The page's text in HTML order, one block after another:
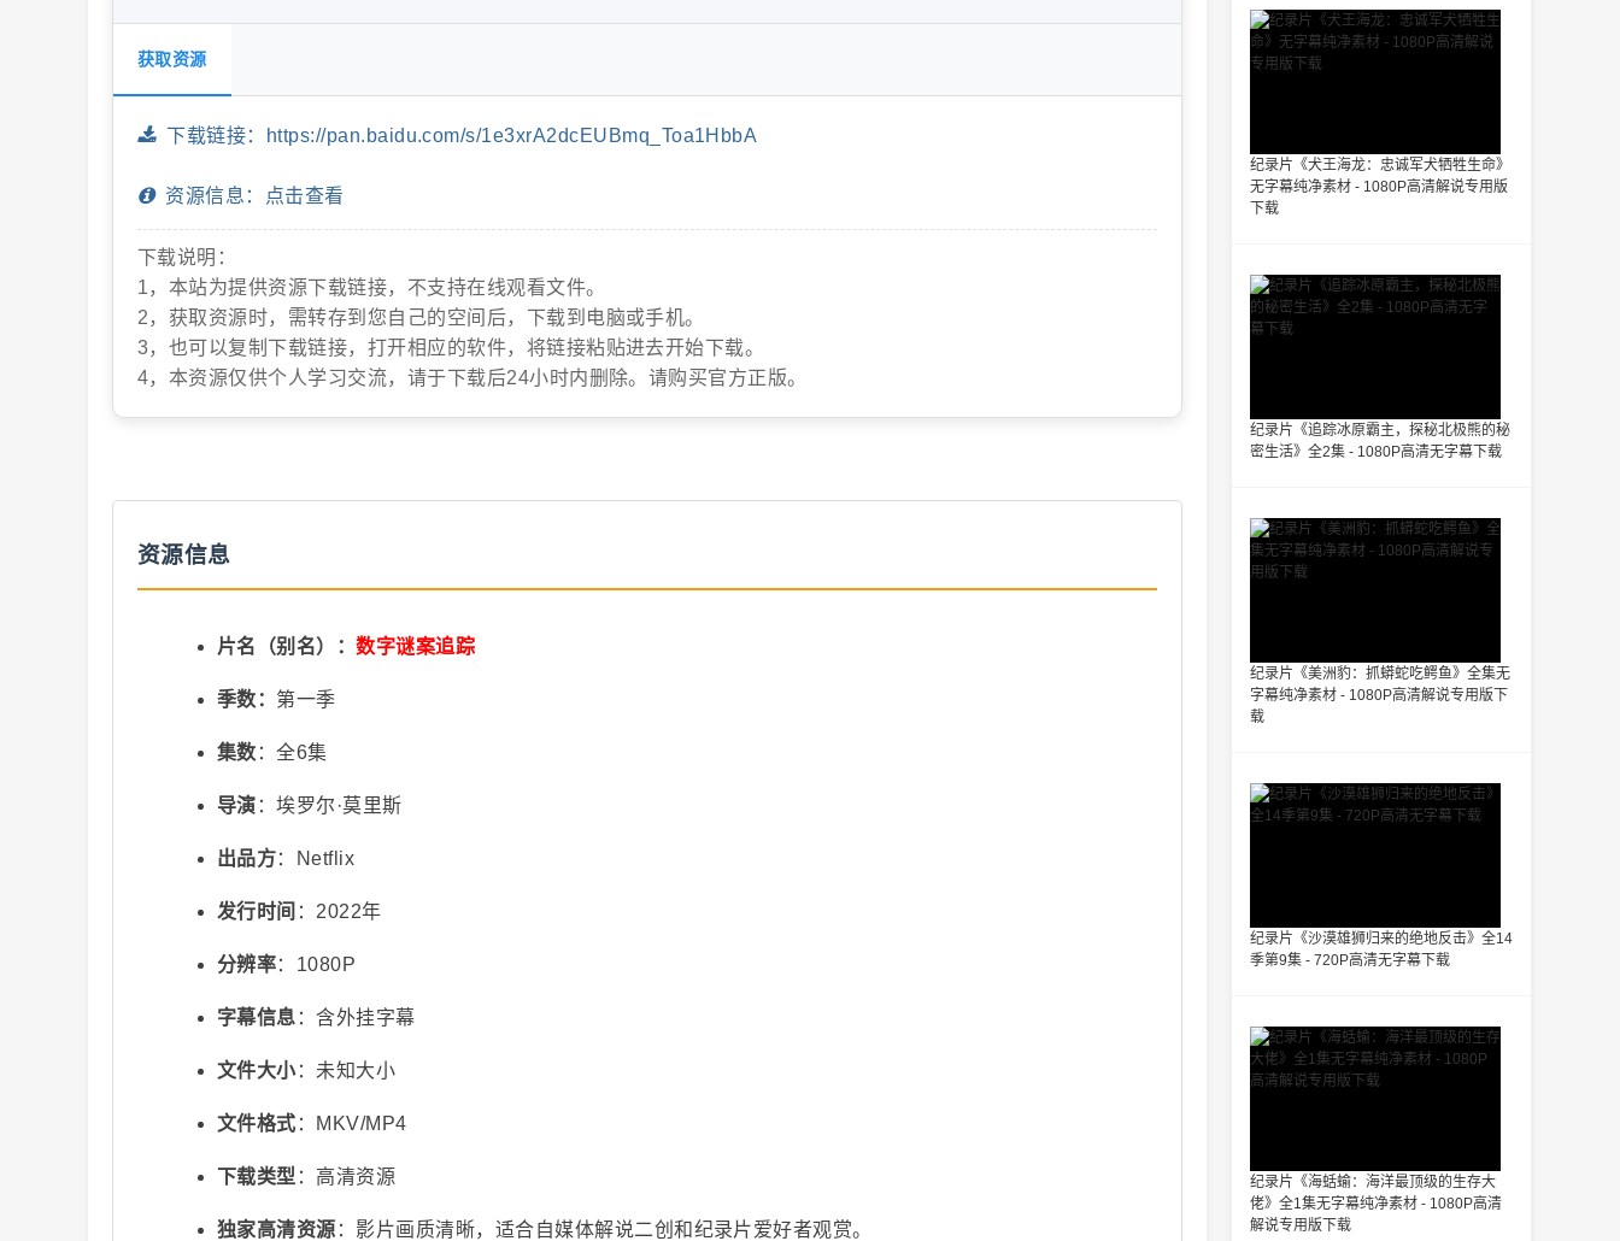
-
音
获取资源
下载链接：https://pan.baidu.com/s/1e3xrA2dcEUBmq_Toa1HbbA
资源信息：点击查看
下载说明：
1，本站为提供资源下载链接，不支持在线观看文件。
2，获取资源时，需转存到您自己的空间后，下载到电脑或手机。
3，也可以复制下载链接，打开相应的软件，将链接粘贴进去开始下载。
4，本资源仅供个人学习交流，请于下载后24小时内删除。请购买官方正版。
资源信息
片名（别名）：数字谜案追踪
季数： 第一季
集数 ：全6集
导演 ：埃罗尔·莫里斯
出品方：Netflix
发行时间 ：2022年
分辨率：1080P
字幕信息 ：含外挂字幕
文件大小：未知大小
文件格式 ：MKV/MP4
下载类型 ：高清资源
独家高清资源 ：影片画质清晰，适合自媒体解说二创和纪录片爱好者观赏。
纪录片《犬王海龙：忠诚军犬牺牲生命》
无字幕纯净素材 - 1080P高清解说专用版
下载
纪录片《追踪冰原霸主，探秘北极熊的秘
密生活》全2集 - 1080P高清无字幕下载
纪录片《美洲豹：抓蟒蛇吃鳄鱼》全集无
字幕纯净素材 - 1080P高清解说专用版下
载
纪录片《沙漠雄狮归来的绝地反击》全14
季第9集 - 720P高清无字幕下载
纪录片《海蛞蝓：海洋最顶级的生存大
佬》全1集无字幕纯净素材 - 1080P高清
解说专用版下载